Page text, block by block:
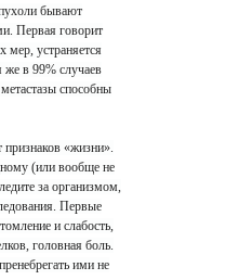
бывают
Первая говорит
мер, устраняется
же в 99% случаев
способны
«жизни».
(или вообще не
за организмом,
Первые
и слабость,
головная боль.
ими не